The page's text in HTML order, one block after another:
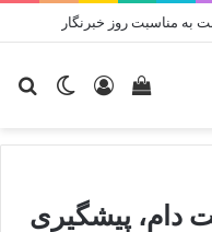
تغییر
ورود
دیدن
خرید
دام، پیشگیری